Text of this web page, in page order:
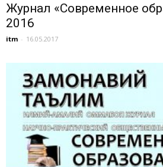
Журнал «Современное
2016
itm - 16.05.2017